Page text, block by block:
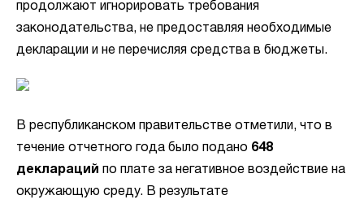
продолжают игнорировать требования
законодательства, не предоставляя необходимые
декларации и не перечисляя средства в бюджеты.
В республиканском правительстве отметили, что в
течение отчетного года было подано 648
деклараций
по плате за негативное воздействие на
окружающую среду. В результате